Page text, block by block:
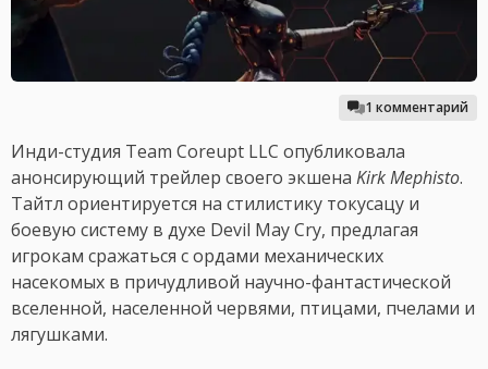
1 комментарий
Инди-студия Team Coreupt LLC опубликовала
анонсирующий трейлер своего экшена Kirk Mephisto.
Тайтл ориентируется на стилистику токусацу и
боевую систему в духе Devil May Cry, предлагая
игрокам сражаться с ордами механических
насекомых в причудливой научно-фантастической
вселенной, населенной червями, птицами, пчелами и
лягушками.